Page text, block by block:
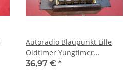
Autoradio Blaupunkt Lille
Oldtimer Yungtimer
Mercedes Porsche VW BMW
36,97 € *